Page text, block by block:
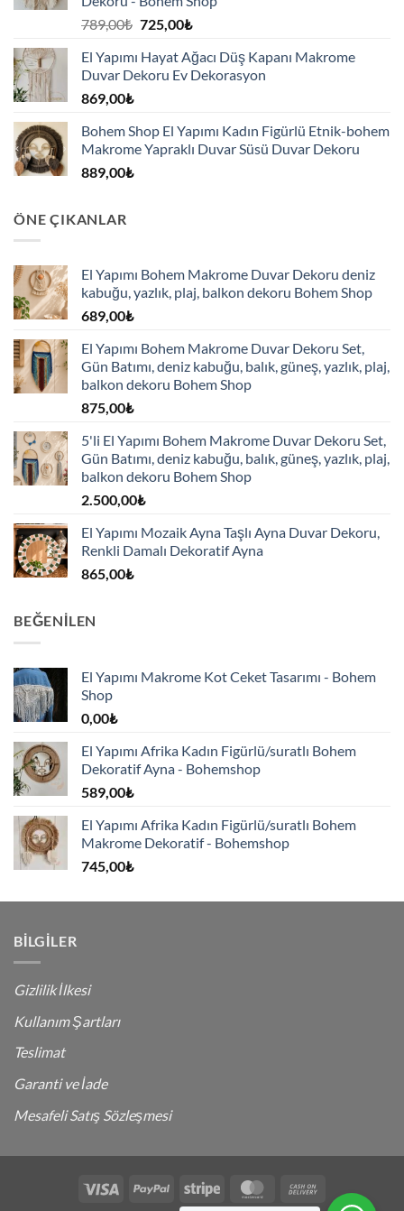
789,00₺ Orijinal
789,00₺.
725,00₺Şu
fiyat:
725,00₺.
El Yapımı Hayat Ağacı Düş Kapanı Makrome
Duvar Dekoru Ev Dekorasyon
869,00₺
Bohem Shop El Yapımı Kadın Figürlü Etnik-bohem
Makrome Yapraklı Duvar Süsü Duvar Dekoru
889,00₺
ÖNE ÇIKANLAR
El Yapımı Bohem Makrome Duvar Dekoru deniz
kabuğu, yazlık, plaj, balkon dekoru Bohem Shop
689,00₺
El Yapımı Bohem Makrome Duvar Dekoru Set,
Gün Batımı, deniz kabuğu, balık, güneş, yazlık, plaj,
balkon dekoru Bohem Shop
875,00₺
5'li El Yapımı Bohem Makrome Duvar Dekoru Set,
Gün Batımı, deniz kabuğu, balık, güneş, yazlık, plaj,
balkon dekoru Bohem Shop
2.500,00₺
El Yapımı Mozaik Ayna Taşlı Ayna Duvar Dekoru,
Renkli Damalı Dekoratif Ayna
865,00₺
BEĞENILEN
El Yapımı Makrome Kot Ceket Tasarımı - Bohem
Shop
0,00₺
El Yapımı Afrika Kadın Figürlü/suratlı Bohem
Dekoratif Ayna - Bohemshop
589,00₺
El Yapımı Afrika Kadın Figürlü/suratlı Bohem
Makrome Dekoratif - Bohemshop
745,00₺
BILGILER
Gizlilik İlkesi
Kullanım Şartları
Teslimat
Garanti ve İade
Mesafeli Satış Sözleşmesi
Visa PayPal Stripe MasterCard
On